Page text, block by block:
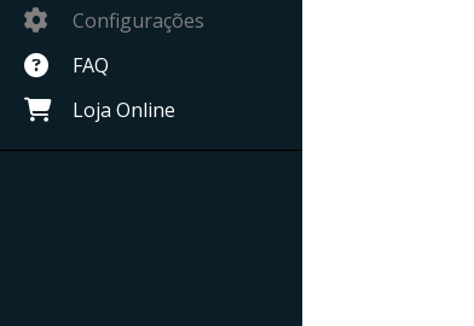
Configurações
FAQ
Loja Online